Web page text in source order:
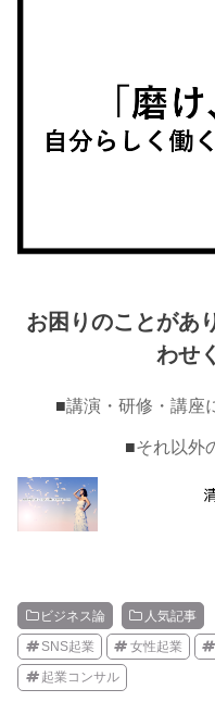
お困りのことがあ
わせ
■講演・研修・講座
■それ以外
ビジネス論 人気記事
SNS起業 女性起業
起業コンサル